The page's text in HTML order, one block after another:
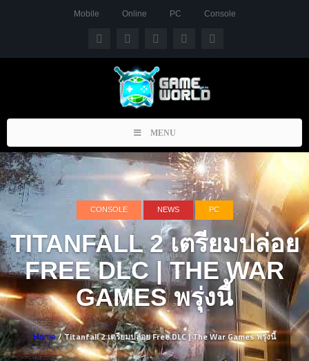
Mobile Online PC Console
Toggle
navigation
MENU
CONSOLE NEWS PC
TITANFALL 2 เตรียมปล่อย
FREE DLC | THE WAR
GAMES พรุ่งนี้
Home/ Titanfall 2 เตรียมปล่อย Free DLC | The War Games พรุ่งนี้